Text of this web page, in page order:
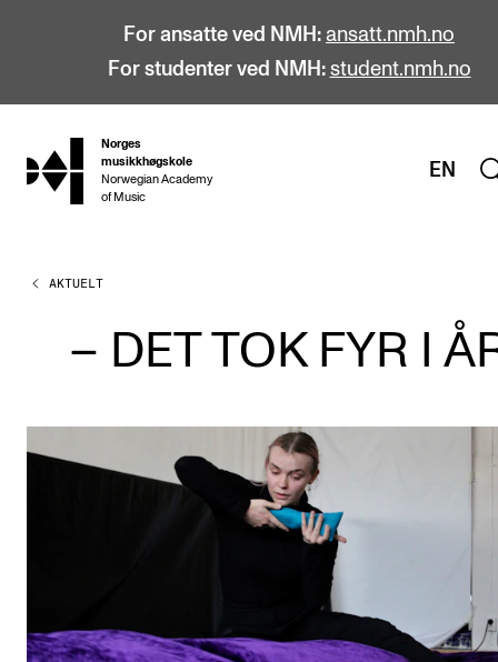
For ansatte ved NMH: ansatt.nmh.no
For studenter ved NMH: student.nmh.no
hjem
Norges
musikkhøgskole
Norwegian Academy
of Music
EN
STUDIER
Alle studier
Doktorgrad
Årsstudium og videreutdanning
STUDENTLIV
AKTUELT
– DET TOK FYR I